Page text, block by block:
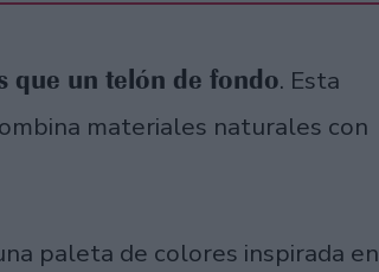
que un telón de fondo. Esta
materiales naturales con
paleta de colores inspirada en